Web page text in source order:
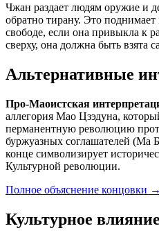
Чжан раздает людям оружие и
обратно тирану. Это поднимает
свободе, если она привыкла к
сверху, она должна быть взята
Альтернативные
Про-Маоистская
аллегория Мао Цзэдуна,
перманентную революцию
буржуазных соглашателей (Ма
конце символизирует
Культурной революции.
Полное объяснение концовки →
Культурное влияние